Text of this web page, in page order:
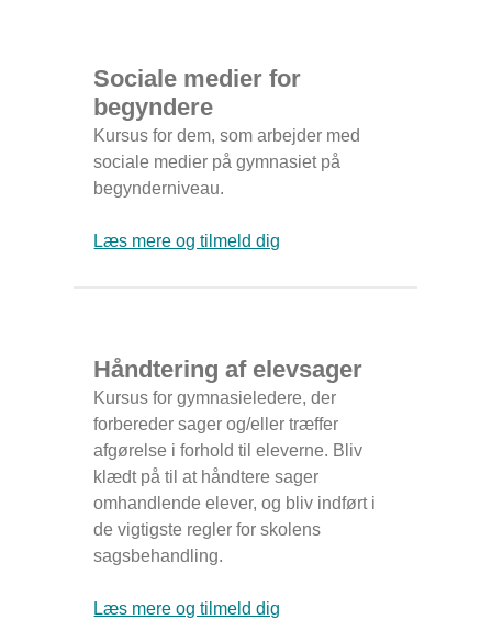
Sociale medier for
begyndere
Kursus for dem, som arbejder med
sociale medier på gymnasiet på
begynderniveau.
Læs mere og tilmeld dig
Håndtering af elevsager
Kursus for gymnasieledere, der
forbereder sager og/eller træffer
afgørelse i forhold til eleverne. Bliv
klædt på til at håndtere sager
omhandlende elever, og bliv indført i
de vigtigste regler for skolens
sagsbehandling.
Læs mere og tilmeld dig